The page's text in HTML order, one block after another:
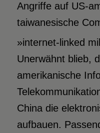
Angriffe auf US-
taiwanesische
»internet-linked
Unerwähnt blieb,
amerikanische
China die
aufbauen.